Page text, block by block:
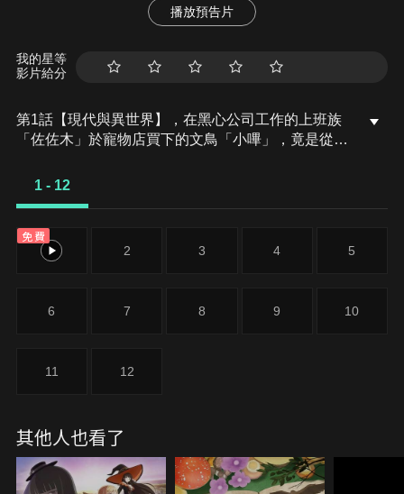
播放預告片
我的星等
影片給分
第1話【現代與異世界】，在黑心公司工作的上班族
「佐佐木」於寵物店買下的文鳥「小嗶」，竟是從異
量以及往返異世界機會的佐佐木，將現代日本的各種
意，沒想到在某天下班回家途中竟撞見了異能力
者……!?
1 - 12
免費
1 2 3 4 5
6 7 8 9 10
11 12
其他人也看了